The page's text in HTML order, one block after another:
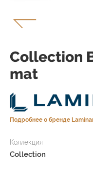
Collection
mat
Подробнее о бренде
Коллекция
Collection